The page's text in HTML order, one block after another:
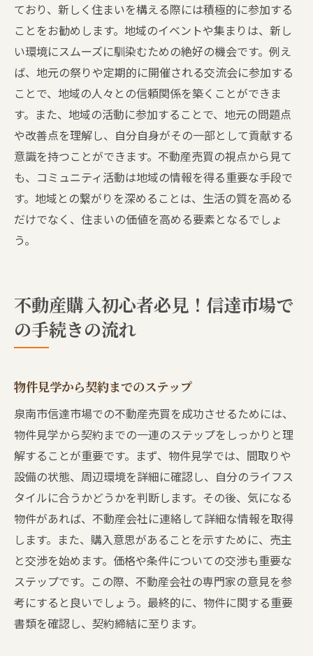
ており、新しく住まいを構える際には積極的に参加する
ことをお勧めします。地域のイベントや集まりは、新し
い環境にスムーズに馴染むための絶好の機会です。例え
ば、地元の祭りや定期的に開催される交流会に参加する
ことで、地域の人々との信頼関係を築くことができま
す。また、地域の活動に参加することで、地元の問題点
や改善点を理解し、自分自身がその一部として貢献する
意識を持つことができます。不動産売買の視点から見て
も、コミュニティ活動は地域の情報を得る重要な手段で
す。地域との繋がりを深めることは、生活の質を高める
だけでなく、住まいの価値を高める要素となるでしょ
う。
不動産購入初心者必見！信達市場で
の手続きの流れ
物件見学から契約までのステップ
泉南市信達市場での不動産売買を成功させるためには、
物件見学から契約までの一連のステップをしっかりと理
解することが重要です。まず、物件見学では、間取りや
設備の状態、周辺環境を詳細に確認し、自分のライフス
タイルに合うかどうかを判断します。その後、気になる
物件があれば、不動産会社に連絡して詳細な情報を取得
します。また、購入意思があることを示すために、売主
と交渉を始めます。価格や条件についての交渉も重要な
ステップです。この際、不動産会社の専門家の意見を参
考にすると良いでしょう。最終的に、物件に関する重要
書類を確認し、契約締結に至ります。